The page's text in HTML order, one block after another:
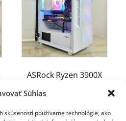
Súhlas
skúseností používame technológie, ako
ASRock Ryzen 3900X
670.00€